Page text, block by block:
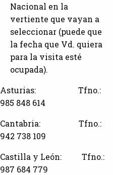
Nacional en la
vertiente que vayan a
seleccionar (puede que
la fecha que Vd. quiera
para la visita esté
ocupada).
Asturias: Tfno.:
985 848 614
Cantabria: Tfno.:
942 738 109
Castilla y León: Tfno.:
987 684 779